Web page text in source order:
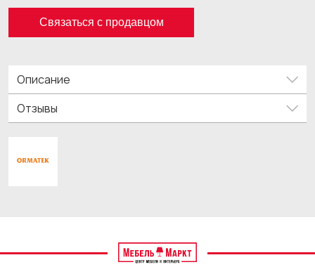
Связаться с продавцом
Описание
Отзывы